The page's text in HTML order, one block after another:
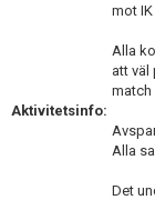
Aktivitetsinfo:
mot
Alla
att väl
match
Alla
Det